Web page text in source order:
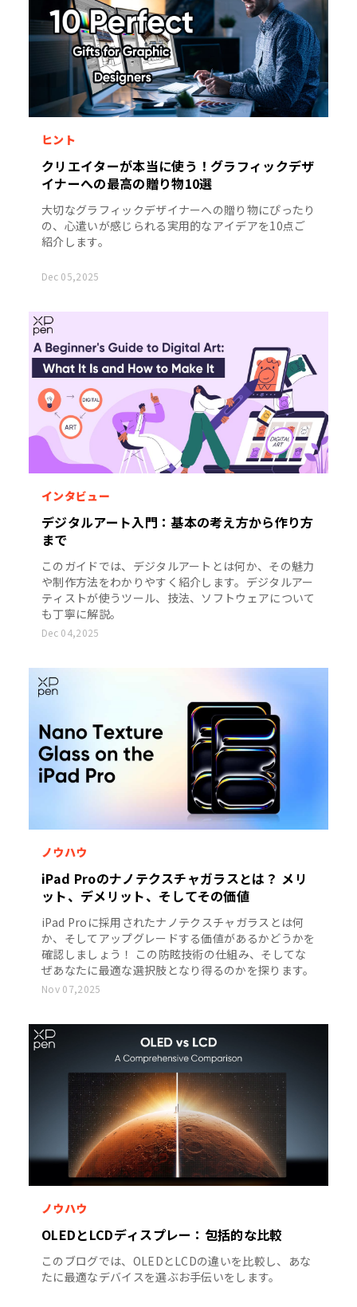
ヒント
クリエイターが本当に使う！グラフィックデザ
イナーへの最高の贈り物10選
大切なグラフィックデザイナーへの贈り物にぴったり
の、心遣いが感じられる実用的なアイデアを10点ご
紹介します。
Dec 05,2025
インタビュー
デジタルアート入門：基本の考え方から作り方
まで
このガイドでは、デジタルアートとは何か、その魅力
や制作方法をわかりやすく紹介します。デジタルアー
ティストが使うツール、技法、ソフトウェアについて
も丁寧に解説。
Dec 04,2025
ノウハウ
iPad Proのナノテクスチャガラスとは？ メリ
ット、デメリット、そしてその価値
iPad Proに採用されたナノテクスチャガラスとは何
か、そしてアップグレードする価値があるかどうかを
確認しましょう！ この防眩技術の仕組み、そしてな
ぜあなたに最適な選択肢となり得るのかを探ります。
Nov 07,2025
ノウハウ
OLEDとLCDディスプレー：包括的な比較
このブログでは、OLEDとLCDの違いを比較し、あな
たに最適なデバイスを選ぶお手伝いをします。